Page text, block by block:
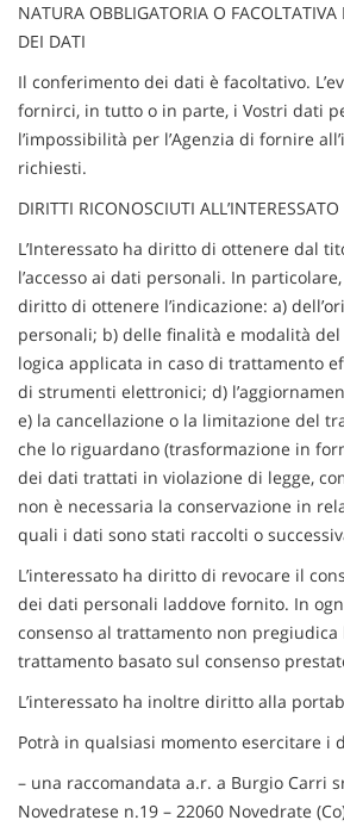
NATURA OBBLIGATORIA O
DEI DATI
Il conferimento dei dati è facoltativo.
fornirci, in tutto o in parte, i Vostri dati
l’impossibilità per l’Agenzia di fornire
richiesti.
DIRITTI RICONOSCIUTI ALL’INTERESSATO
L’Interessato ha diritto di ottenere dal
l’accesso ai dati personali. In
diritto di ottenere l’indicazione: a)
personali; b) delle finalità e modalità
logica applicata in caso di trattamento
di strumenti elettronici; d)
e) la cancellazione o la limitazione del
che lo riguardano (trasformazione in
dei dati trattati in violazione di legge,
non è necessaria la conservazione in
quali i dati sono stati raccolti o
L’interessato ha diritto di revocare il
dei dati personali laddove fornito. In
consenso al trattamento non pregiudica
trattamento basato sul consenso
L’interessato ha inoltre diritto alla
Potrà in qualsiasi momento esercitare i
– una raccomandata a.r. a Burgio Carri
Novedratese n.19 – 22060 Novedrate